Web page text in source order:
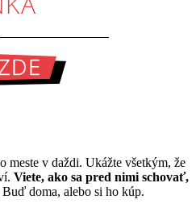
meste v daždi. Ukážte všetkým, že
Viete, ako sa pred nimi schovať,
Buď doma, alebo si ho kúp.